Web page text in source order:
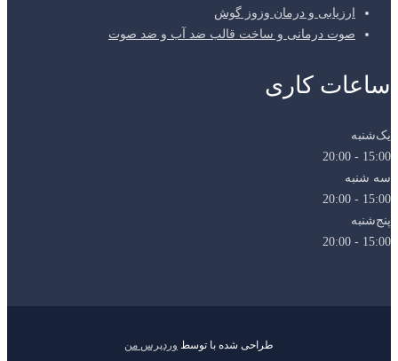
ارزیابی و درمان وزوز گوش
صوت درمانی و ساخت قالب ضد آب و ضد صوت
ساعات کاری
یک‌شنبه
15:00 - 20:00
سه شنبه
15:00 - 20:00
پنج‌شنبه
15:00 - 20:00
طراحی شده با توسط وردپرس من